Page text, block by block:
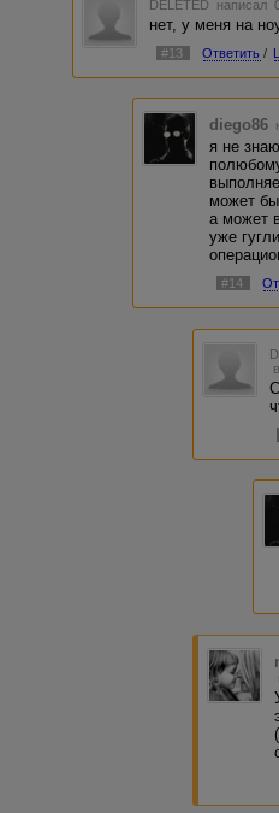
DELETED написал
нет, у меня на
#13 Ответить /
diego86
я не
может
а может
уже
#14